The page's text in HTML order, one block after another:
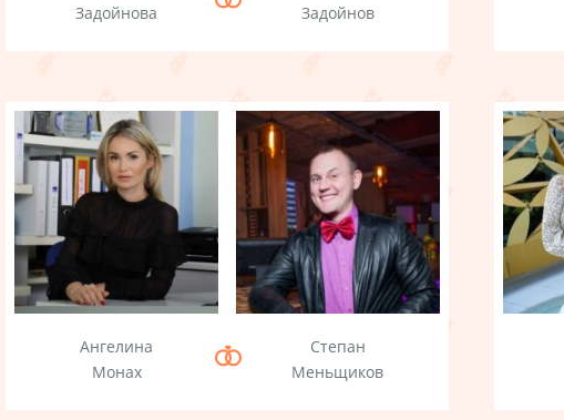
Задойнова
Задойнов
Ангелина
Монах
Степан
Меньщиков